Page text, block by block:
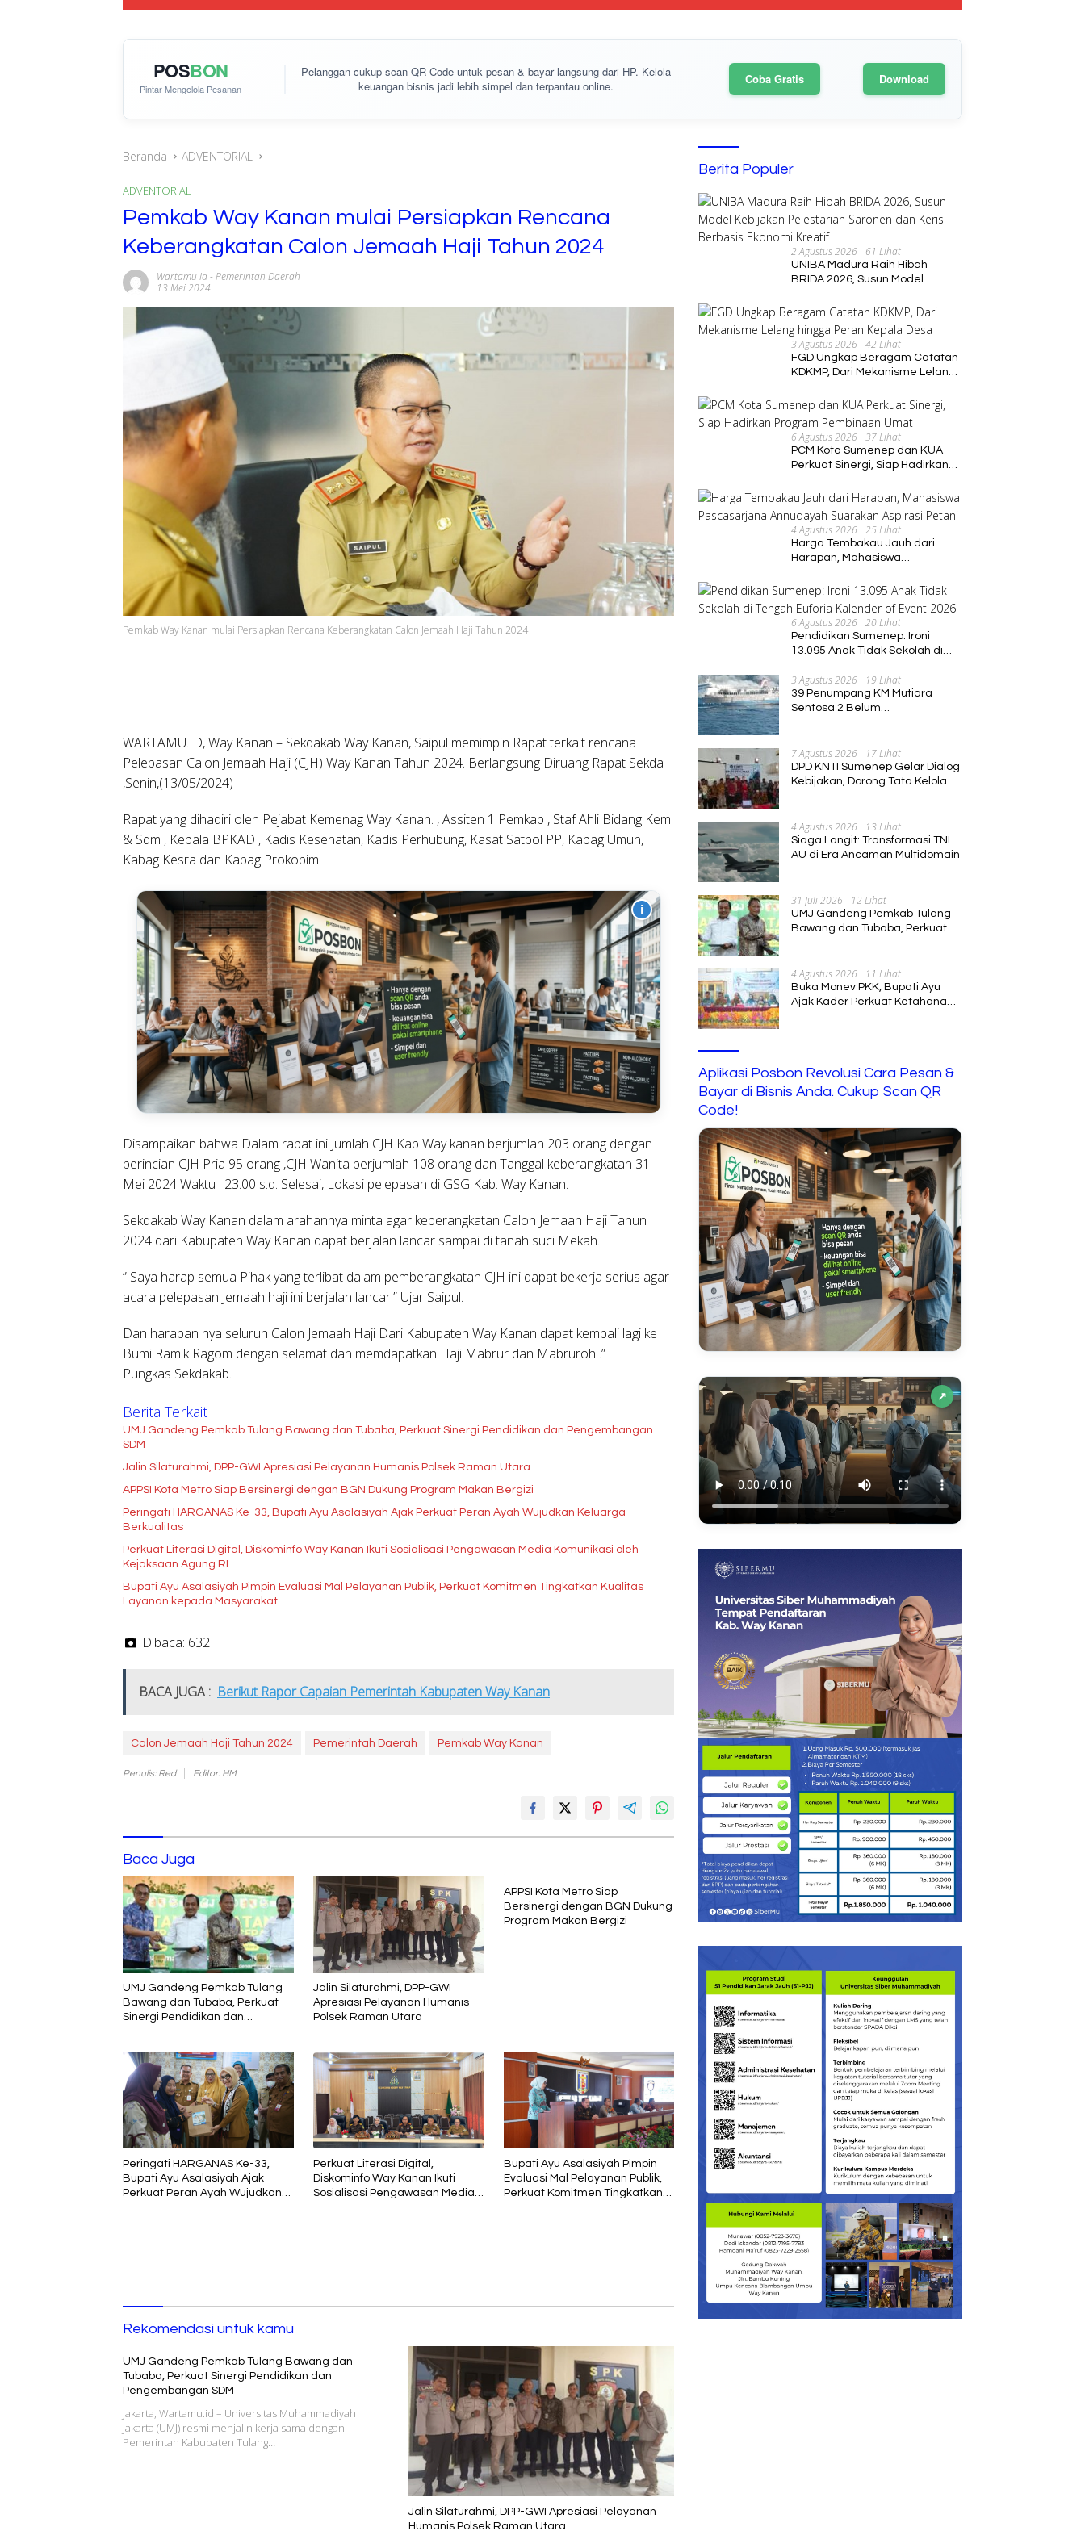
POSBON
Pintar Mengelola Pesanan
Pelanggan cukupscan QR Code untuk pesan & bayar langsung dari HP. Kelola
keuangan bisnis jadi lebih simpel dan terpantau online.
Coba Gratis Download
Beranda ADVENTORIAL
ADVENTORIAL
Pemkab Way Kanan mulai Persiapkan Rencana
Keberangkatan Calon Jemaah Haji Tahun 2024
Wartamu Id- Pemerintah Daerah
13 Mei 2024
Pemkab Way Kanan mulai Persiapkan Rencana Keberangkatan Calon Jemaah Haji Tahun 2024
WARTAMU.ID, Way Kanan – Sekdakab Way Kanan, Saipul memimpin Rapat terkait rencana
Pelepasan Calon Jemaah Haji (CJH) Way Kanan Tahun 2024. Berlangsung Diruang Rapat Sekda
,Senin,(13/05/2024)
Rapat yang dihadiri oleh Pejabat Kemenag Way Kanan. , Assiten 1 Pemkab , Staf Ahli Bidang Kem
& Sdm , Kepala BPKAD , Kadis Kesehatan, Kadis Perhubung, Kasat Satpol PP, Kabag Umun,
Kabag Kesra dan Kabag Prokopim.
i
Disampaikan bahwa Dalam rapat ini Jumlah CJH Kab Way kanan berjumlah 203 orang dengan
perincian CJH Pria 95 orang ,CJH Wanita berjumlah 108 orang dan Tanggal keberangkatan 31
Mei 2024 Waktu : 23.00 s.d. Selesai, Lokasi pelepasan di GSG Kab. Way Kanan.
Sekdakab Way Kanan dalam arahannya minta agar keberangkatan Calon Jemaah Haji Tahun
2024 dari Kabupaten Way Kanan dapat berjalan lancar sampai di tanah suci Mekah.
” Saya harap semua Pihak yang terlibat dalam pemberangkatan CJH ini dapat bekerja serius agar
acara pelepasan Jemaah haji ini berjalan lancar.” Ujar Saipul.
Dan harapan nya seluruh Calon Jemaah Haji Dari Kabupaten Way Kanan dapat kembali lagi ke
Bumi Ramik Ragom dengan selamat dan memdapatkan Haji Mabrur dan Mabruroh .”
Pungkas Sekdakab.
Berita Terkait
UMJ Gandeng Pemkab Tulang Bawang dan Tubaba, Perkuat Sinergi Pendidikan dan Pengembangan
SDM
Jalin Silaturahmi, DPP-GWI Apresiasi Pelayanan Humanis Polsek Raman Utara
APPSI Kota Metro Siap Bersinergi dengan BGN Dukung Program Makan Bergizi
Peringati HARGANAS Ke-33, Bupati Ayu Asalasiyah Ajak Perkuat Peran Ayah Wujudkan Keluarga
Berkualitas
Perkuat Literasi Digital, Diskominfo Way Kanan Ikuti Sosialisasi Pengawasan Media Komunikasi oleh
Kejaksaan Agung RI
Bupati Ayu Asalasiyah Pimpin Evaluasi Mal Pelayanan Publik, Perkuat Komitmen Tingkatkan Kualitas
Layanan kepada Masyarakat
Dibaca: 632
BACA JUGA : Berikut Rapor Capaian Pemerintah Kabupaten Way Kanan
Calon Jemaah Haji Tahun 2024 Pemerintah Daerah Pemkab Way Kanan
Penulis: Red Editor: HM
Baca Juga
UMJ Gandeng Pemkab Tulang
Bawang dan Tubaba, Perkuat
Sinergi Pendidikan dan
Jalin Silaturahmi, DPP-GWI
Apresiasi Pelayanan Humanis
Polsek Raman Utara
APPSI Kota Metro Siap
Bersinergi dengan BGN Dukung
Program Makan Bergizi
Peringati HARGANAS Ke-33,
Bupati Ayu Asalasiyah Ajak
Perkuat Peran Ayah Wujudkan
Perkuat Literasi Digital,
Diskominfo Way Kanan Ikuti
Sosialisasi Pengawasan Media
Bupati Ayu Asalasiyah Pimpin
Evaluasi Mal Pelayanan Publik,
Perkuat Komitmen Tingkatkan
Rekomendasi untuk kamu
UMJ Gandeng Pemkab Tulang Bawang dan
Tubaba, Perkuat Sinergi Pendidikan dan
Pengembangan SDM
Jakarta, Wartamu.id – Universitas Muhammadiyah
Jakarta (UMJ) resmi menjalin kerja sama dengan
Pemerintah Kabupaten Tulang…
Jalin Silaturahmi, DPP-GWI Apresiasi Pelayanan
Humanis Polsek Raman Utara
Berita Populer
2 Agustus 2026 61 Lihat
UNIBA Madura Raih Hibah
BRIDA 2026, Susun Model
dan Keris Berbasis Ekonomi
Kreatif
3 Agustus 2026 42 Lihat
FGD Ungkap Beragam Catatan
KDKMP, Dari Mekanisme Lelang
6 Agustus 2026 37 Lihat
PCM Kota Sumenep dan KUA
Perkuat Sinergi, Siap Hadirkan
4 Agustus 2026 25 Lihat
Harga Tembakau Jauh dari
Harapan, Mahasiswa
Suarakan Aspirasi Petani
6 Agustus 2026 20 Lihat
Pendidikan Sumenep: Ironi
13.095 Anak Tidak Sekolah di
Event 2026
3 Agustus 2026 19 Lihat
39 Penumpang KM Mutiara
Sentosa 2 Belum
7 Agustus 2026 17 Lihat
DPD KNTI Sumenep Gelar Dialog
Kebijakan, Dorong Tata Kelola
4 Agustus 2026 13 Lihat
Siaga Langit: Transformasi TNI
AU di Era Ancaman Multidomain
31 Juli 2026 12 Lihat
UMJ Gandeng Pemkab Tulang
Bawang dan Tubaba, Perkuat
4 Agustus 2026 11 Lihat
Buka Monev PKK, Bupati Ayu
Ajak Kader Perkuat Ketahanan
Aplikasi Posbon Revolusi Cara Pesan &
Bayar di Bisnis Anda. Cukup Scan QR
Code!
↗